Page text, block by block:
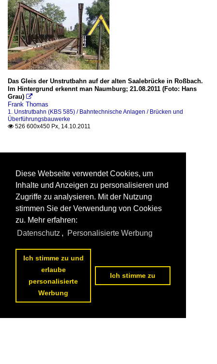
Das Gleis der Unstrutbahn auf der alten Saalebrücke in Roßbach.
Im Hintergrund erkennt man Naumburg; 21.08.2011 (Foto: Hans
Grau) 
Frank Thomas
1. Unstrutbahn (KBS 585) / Bahntechnische Anlagen / Brücken und
Überführungsbauwerke
 526 600x450 Px, 14.10.2011
Diese Webseite verwendet Cookies, um
Inhalte und Anzeigen zu personalisieren und
Zugriffe zu analysieren. Mit der Nutzung
stimmen Sie der Verwendung von Cookies
zu. Mehr erfahren:
Datenschutz , Personalisierte Werbung
Ich stimme zu und
erlaube
personalisierte
Werbung
Ich stimme zu